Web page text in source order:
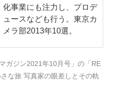
化事業にも注力し、プロデ
ュースなども行う。東京カ
メラ部2013年10選。
ガジン2021年10月号」の「RE
な旅 写真家の眼差しとその軌